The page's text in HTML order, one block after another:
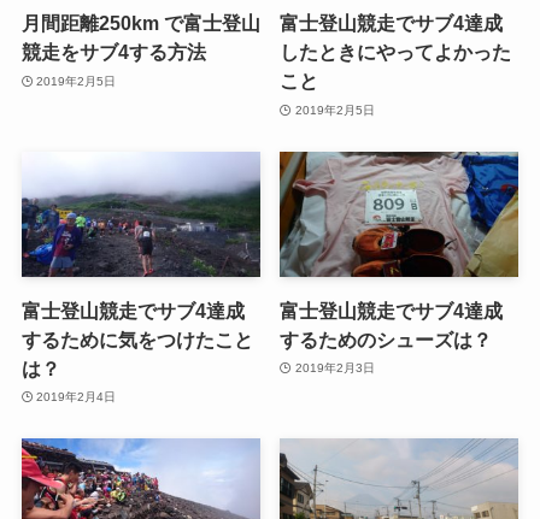
月間距離250km で富士登山
競走をサブ4する方法
2019年2月5日
富士登山競走でサブ4達成
したときにやってよかった
こと
2019年2月5日
富士登山競走でサブ4達成
するために気をつけたこと
は？
2019年2月4日
富士登山競走でサブ4達成
するためのシューズは？
2019年2月3日